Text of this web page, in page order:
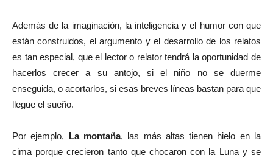
Además de la imaginación, la inteligencia y el humor con que
están construidos, el argumento y el desarrollo de los relatos
es tan especial, que el lector o relator tendrá la oportunidad de
hacerlos crecer a su antojo, si el niño no se duerme
enseguida, o acortarlos, si esas breves líneas bastan para que
llegue el sueño.
Por ejemplo, La montaña, las más altas tienen hielo en la
cima porque crecieron tanto que chocaron con la Luna y se